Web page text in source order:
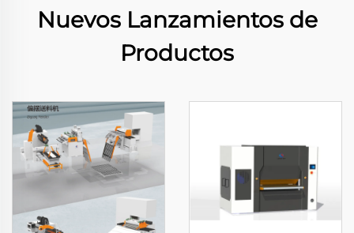
Nuevos Lanzamientos de
Productos